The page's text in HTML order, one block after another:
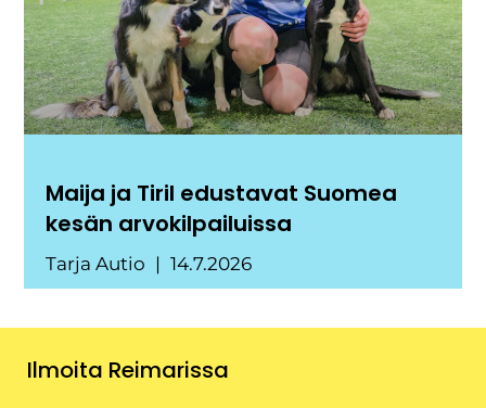
Maija ja Tiril edustavat Suomea
kesän arvokilpailuissa
Tarja Autio 14.7.2026
Ilmoita Reimarissa